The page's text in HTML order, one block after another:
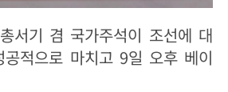
서기 겸 국가주석이 조선에 대
적으로 마치고 9일 오후 베이